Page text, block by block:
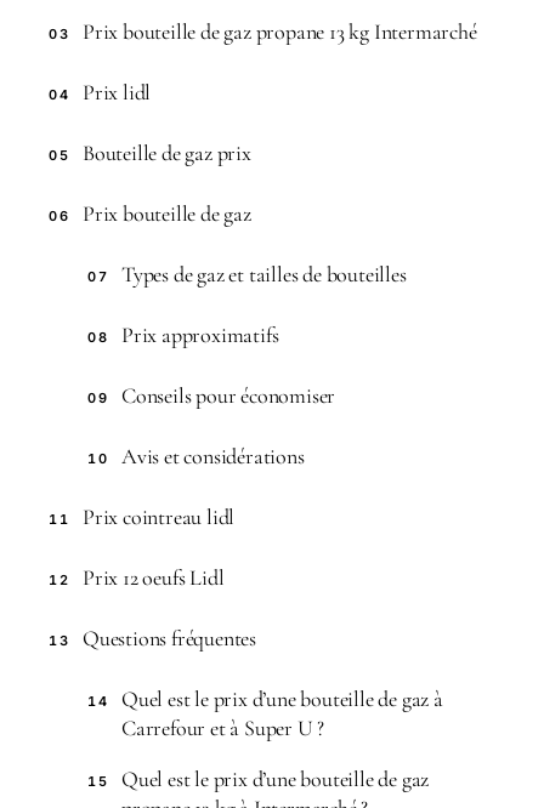
03 Prix bouteille de gaz propane 13 kg Intermarché
04 Prix lidl
05 Bouteille de gaz prix
06 Prix bouteille de gaz
07 Types de gaz et tailles de bouteilles
08 Prix approximatifs
09 Conseils pour économiser
10 Avis et considérations
11 Prix cointreau lidl
12 Prix 12 oeufs Lidl
13 Questions fréquentes
14
Quel est le prix d’une bouteille de gaz à
Carrefour et à Super U ?
15
Quel est le prix d’une bouteille de gaz